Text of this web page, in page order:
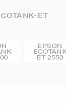
ET
EPSON
ET 2550